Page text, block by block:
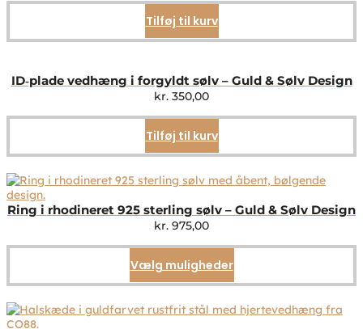
Tilføj til kurv
ID‑plade vedhæng i forgyldt sølv – Guld & Sølv Design
kr. 350,00
Tilføj til kurv
Ring i rhodineret 925 sterling sølv – Guld & Sølv Design
kr. 975,00
Vælg mulighederDette
vare
flere